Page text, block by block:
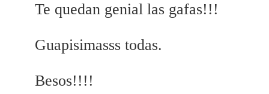
Te quedan genial las gafas!!!
Guapisimasss todas.
Besos!!!!